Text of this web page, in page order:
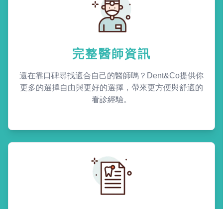
完整醫師資訊
還在靠口碑尋找適合自己的醫師嗎？Dent&Co提供你
更多的選擇自由與更好的選擇，帶來更方便與舒適的
看診經驗。